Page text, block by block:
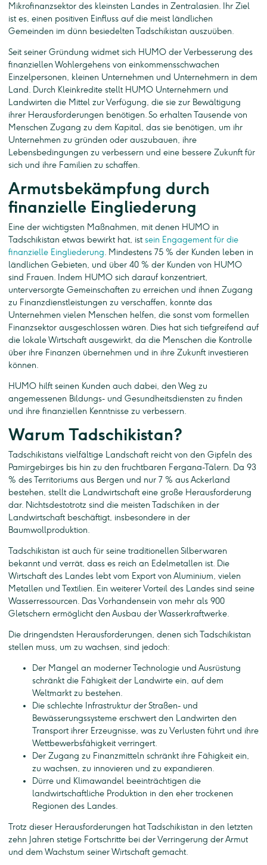
Mikrofinanzsektor des kleinsten Landes in Zentralasien. Ihr Ziel
ist es, einen positiven Einfluss auf die meist ländlichen
Gemeinden im dünn besiedelten Tadschikistan auszuüben.
Seit seiner Gründung widmet sich HUMO der Verbesserung des
finanziellen Wohlergehens von einkommensschwachen
Einzelpersonen, kleinen Unternehmen und Unternehmern in dem
Land. Durch Kleinkredite stellt HUMO Unternehmern und
Landwirten die Mittel zur Verfügung, die sie zur Bewältigung
ihrer Herausforderungen benötigen. So erhalten Tausende von
Menschen Zugang zu dem Kapital, das sie benötigen, um ihr
Unternehmen zu gründen oder auszubauen, ihre
Lebensbedingungen zu verbessern und eine bessere Zukunft für
sich und ihre Familien zu schaffen.
Armutsbekämpfung durch
finanzielle Eingliederung
Eine der wichtigsten Maßnahmen, mit denen HUMO in
Tadschikistan etwas bewirkt hat, istsein Engagement für die
finanzielle Eingliederung. Mindestens 75 % der Kunden leben in
ländlichen Gebieten, und über 40 % der Kunden von HUMO
sind Frauen. Indem HUMO sich darauf konzentriert,
unterversorgte Gemeinschaften zu erreichen und ihnen Zugang
zu Finanzdienstleistungen zu verschaffen, konnte das
Unternehmen vielen Menschen helfen, die sonst vom formellen
Finanzsektor ausgeschlossen wären. Dies hat sich tiefgreifend auf
die lokale Wirtschaft ausgewirkt, da die Menschen die Kontrolle
über ihre Finanzen übernehmen und in ihre Zukunft investieren
können.
HUMO hilft seinen Kunden auch dabei, den Weg zu
angemessenen Bildungs- und Gesundheitsdiensten zu finden
und ihre finanziellen Kenntnisse zu verbessern.
Warum Tadschikistan?
Tadschikistans vielfältige Landschaft reicht von den Gipfeln des
Pamirgebirges bis hin zu den fruchtbaren Fergana-Tälern. Da 93
% des Territoriums aus Bergen und nur 7 % aus Ackerland
bestehen, stellt die Landwirtschaft eine große Herausforderung
dar. Nichtsdestotrotz sind die meisten Tadschiken in der
Landwirtschaft beschäftigt, insbesondere in der
Baumwollproduktion.
Tadschikistan ist auch für seine traditionellen Silberwaren
bekannt und verrät, dass es reich an Edelmetallen ist. Die
Wirtschaft des Landes lebt vom Export von Aluminium, vielen
Metallen und Textilien. Ein weiterer Vorteil des Landes sind seine
Wasserressourcen. Das Vorhandensein von mehr als 900
Gletschern ermöglicht den Ausbau der Wasserkraftwerke.
Die dringendsten Herausforderungen, denen sich Tadschikistan
stellen muss, um zu wachsen, sind jedoch:
Der Mangel an moderner Technologie und Ausrüstung
schränkt die Fähigkeit der Landwirte ein, auf dem
Weltmarkt zu bestehen.
Die schlechte Infrastruktur der Straßen- und
Bewässerungssysteme erschwert den Landwirten den
Transport ihrer Erzeugnisse, was zu Verlusten führt und ihre
Wettbewerbsfähigkeit verringert.
Der Zugang zu Finanzmitteln schränkt ihre Fähigkeit ein,
zu wachsen, zu innovieren und zu expandieren.
Dürre und Klimawandel beeinträchtigen die
landwirtschaftliche Produktion in den eher trockenen
Regionen des Landes.
Trotz dieser Herausforderungen hat Tadschikistan in den letzten
zehn Jahren stetige Fortschritte bei der Verringerung der Armut
und dem Wachstum seiner Wirtschaft gemacht.